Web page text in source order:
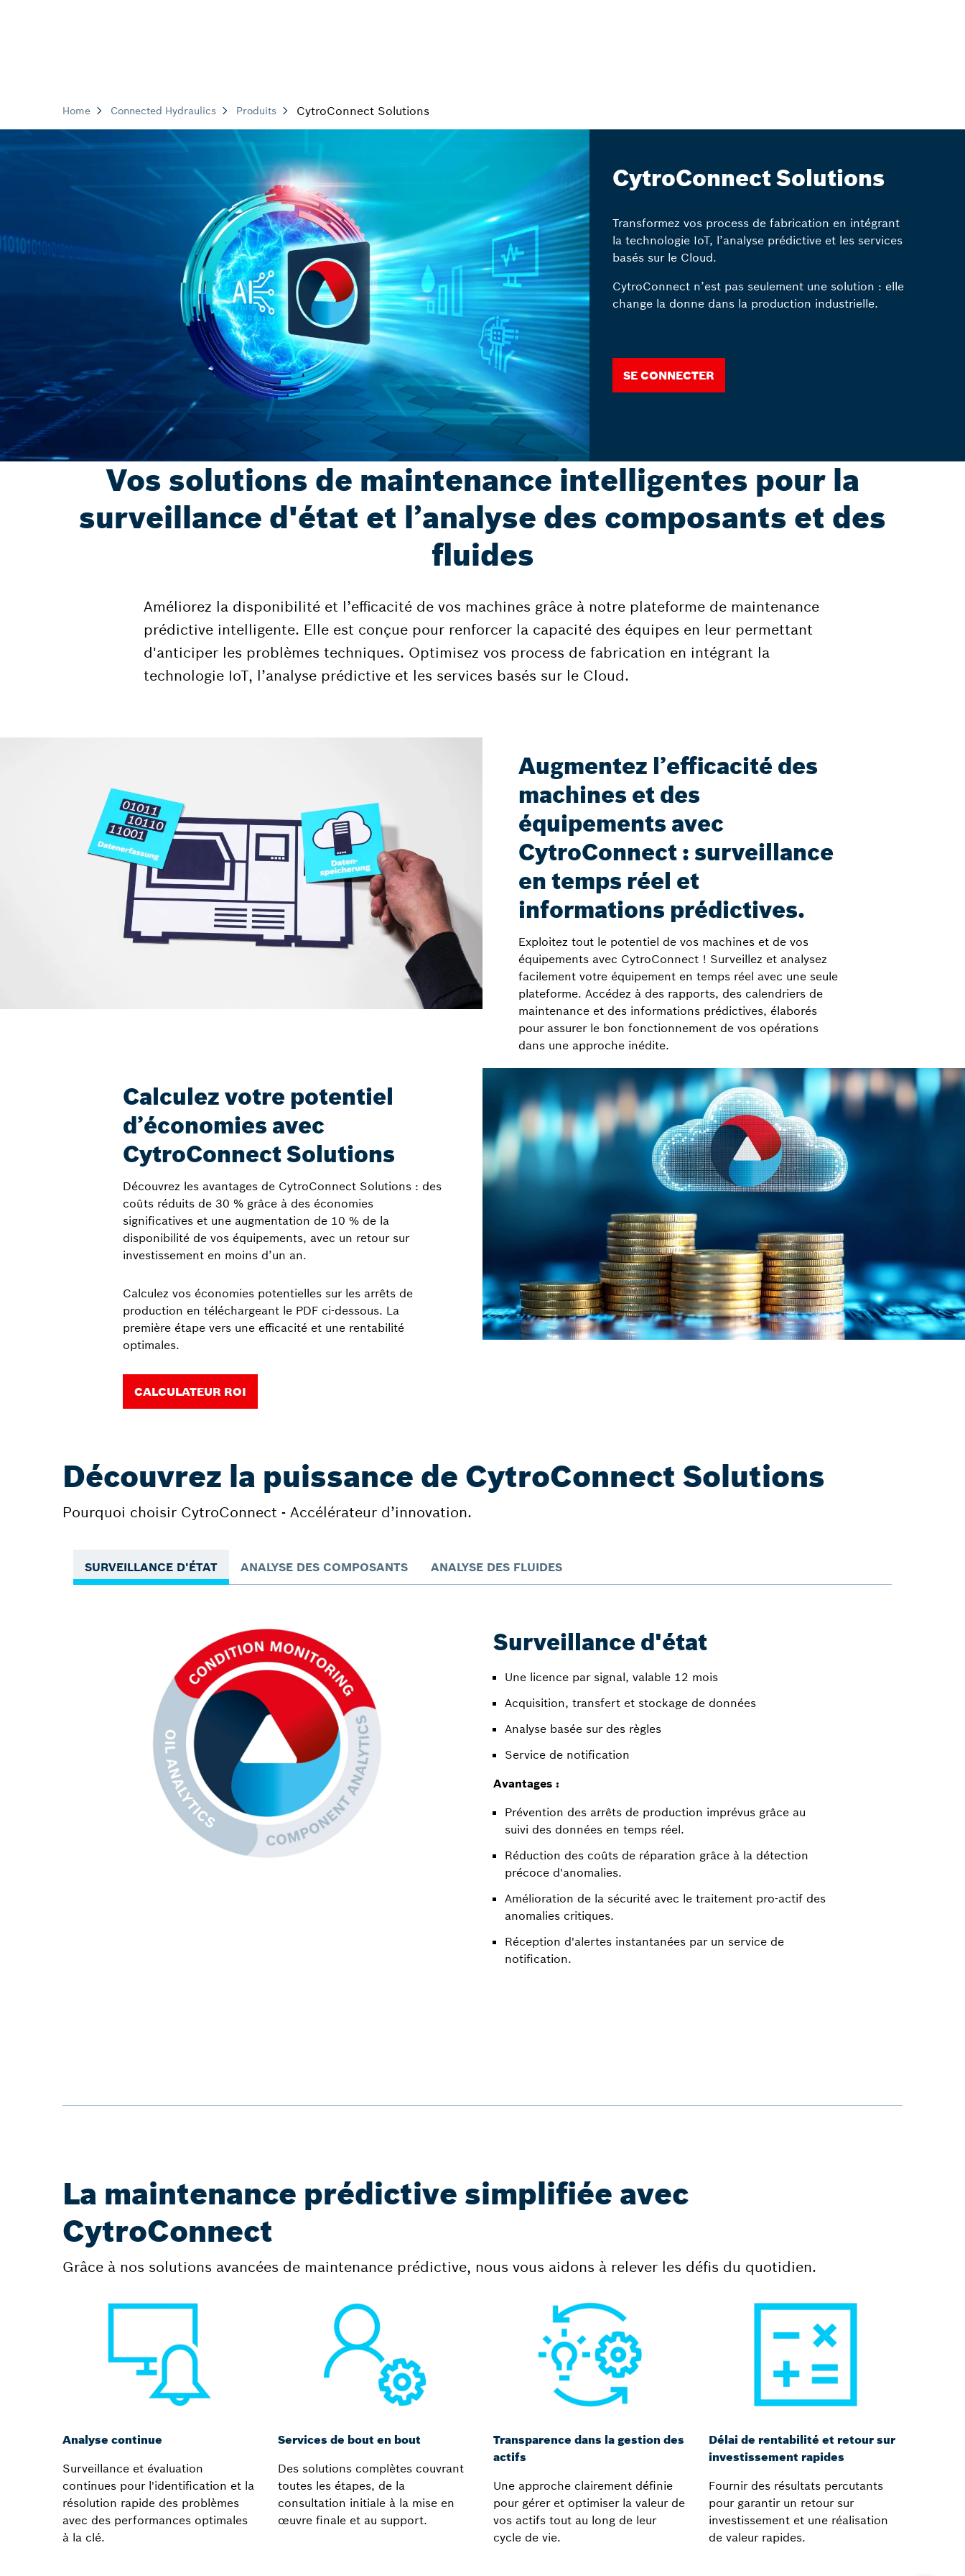
Home Connected Hydraulics Produits CytroConnect Solutions
CytroConnect Solutions
Transformez vos process de fabrication en intégrant
la technologie IoT, l’analyse prédictive et les services
basés sur le Cloud.
CytroConnect n’est pas seulement une solution : elle
change la donne dans la production industrielle.
Se connecter
Vos solutions de maintenance intelligentes pour la
surveillance d'état et l’analyse des composants et des
fluides
Améliorez la disponibilité et l’efficacité de vos machines grâce à notre plateforme de maintenance
prédictive intelligente. Elle est conçue pour renforcer la capacité des équipes en leur permettant
d'anticiper les problèmes techniques. Optimisez vos process de fabrication en intégrant la
technologie IoT, l’analyse prédictive et les services basés sur le Cloud.
Augmentez l’efficacité des
machines et des
équipements avec
CytroConnect : surveillance
en temps réel et
informations prédictives.
Exploitez tout le potentiel de vos machines et de vos
équipements avec CytroConnect ! Surveillez et analysez
facilement votre équipement en temps réel avec une seule
plateforme. Accédez à des rapports, des calendriers de
maintenance et des informations prédictives, élaborés
pour assurer le bon fonctionnement de vos opérations
dans une approche inédite.
Calculez votre potentiel
d’économies avec
CytroConnect Solutions
Découvrez les avantages de CytroConnect Solutions : des
coûts réduits de 30 % grâce à des économies
significatives et une augmentation de 10 % de la
disponibilité de vos équipements, avec un retour sur
investissement en moins d’un an.
Calculez vos économies potentielles sur les arrêts de
production en téléchargeant le PDF ci-dessous. La
première étape vers une efficacité et une rentabilité
optimales.
CALCULATEUR ROI
Découvrez la puissance de CytroConnect Solutions
Pourquoi choisir CytroConnect - Accélérateur d’innovation.
SURVEILLANCE D'ÉTAT ANALYSE DES COMPOSANTS ANALYSE DES FLUIDES
Surveillance d'état
Une licence par signal, valable 12 mois
Acquisition, transfert et stockage de données
Analyse basée sur des règles
Service de notification
Avantages :
Prévention des arrêts de production imprévus grâce au
suivi des données en temps réel.
Réduction des coûts de réparation grâce à la détection
précoce d'anomalies.
Amélioration de la sécurité avec le traitement pro-actif des
anomalies critiques.
Réception d'alertes instantanées par un service de
notification.
La maintenance prédictive simplifiée avec
CytroConnect
Grâce à nos solutions avancées de maintenance prédictive, nous vous aidons à relever les défis du quotidien.
Analyse continue
Surveillance et évaluation
continues pour l'identification et la
résolution rapide des problèmes
avec des performances optimales
à la clé.
Services de bout en bout
Des solutions complètes couvrant
toutes les étapes, de la
consultation initiale à la mise en
œuvre finale et au support.
Transparence dans la gestion des
actifs
Une approche clairement définie
pour gérer et optimiser la valeur de
vos actifs tout au long de leur
cycle de vie.
Délai de rentabilité et retour sur
investissement rapides
Fournir des résultats percutants
pour garantir un retour sur
investissement et une réalisation
de valeur rapides.